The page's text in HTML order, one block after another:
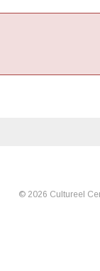
© 2026 Cultureel